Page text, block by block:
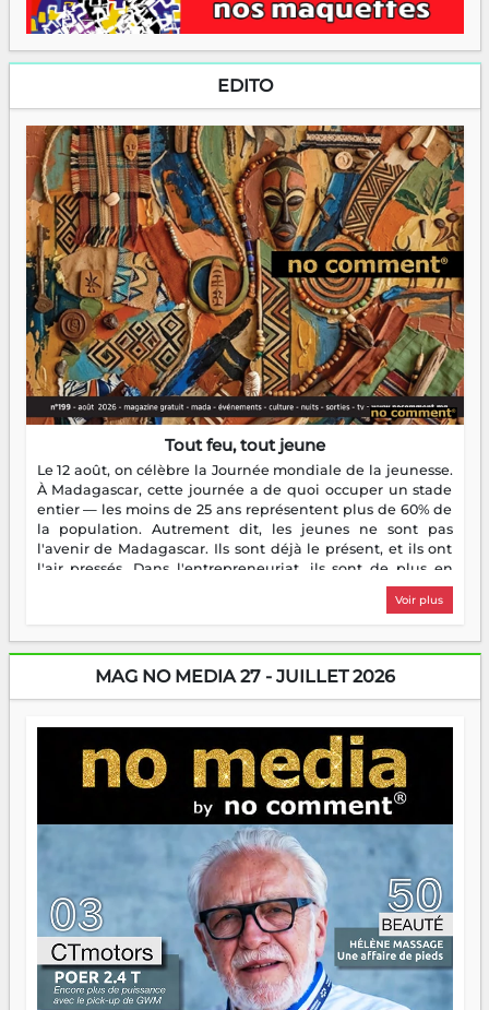
EDITO
Tout feu, tout jeune
Le 12 août, on célèbre la Journée mondiale de la jeunesse.
À Madagascar, cette journée a de quoi occuper un stade
entier — les moins de 25 ans représentent plus de 60% de
la population. Autrement dit, les jeunes ne sont pas
l'avenir de Madagascar. Ils sont déjà le présent, et ils ont
l'air pressés. Dans l'entrepreneuriat, ils sont de plus en
plus nombreux à se lancer, à créer, à risquer — souvent
sans filet, souvent sans aide, mais toujours avec cette
dorment vraiment la nuit. En culture, les nouvelles sont
encore meilleures. Aina Rasamoelina vient de décrocher le
Prix RFI Instrumental Afrique. Miangaly Elia rafle le Prix
jeunes qui tiennent la torche. Alors oui, on pourrait
s'arrêter là, applaudir et rentrer chez soi satisfait. Mais ce
serait passer à côté d'une chose essentielle. La fougue, ça
brûle fort — et parfois, ça brûle vite. Une flamme sans
direction peut éclairer autant qu'elle peut consumer. C'est
là que les aînés entrent en scène — pas pour reprendre le
gouvernail, mais pour montrer où sont les récifs. Les jeunes
ont la force, les vieux ont l'expérience, comme on dit. Ce
n'est pas un combat de générations — c'est une question
d'équipage. Partagez vos réussites, mais aussi vos échecs.
Surtout vos échecs, d'ailleurs — ils enseignent mieux que
n'importe quel manuel. À Madagascar, la barque avance.
Il faut juste s'assurer que tout le monde rame dans le
même sens.
Voir plus
MAG NO MEDIA 27 - JUILLET 2026